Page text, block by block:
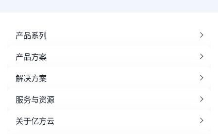
产品系列
产品方案
解决方案
服务与资源
关于亿方云